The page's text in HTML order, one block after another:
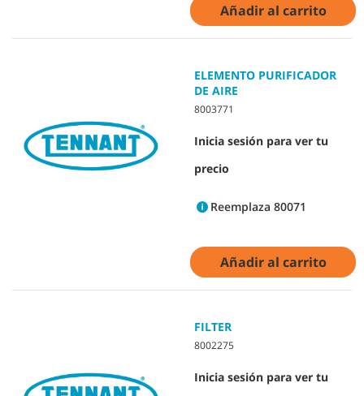
Añadir al carrito
ELEMENTO PURIFICADOR
DE AIRE
8003771
Inicia sesión para ver tu
precio
Reemplaza 80071
Añadir al carrito
FILTER
8002275
Inicia sesión para ver tu